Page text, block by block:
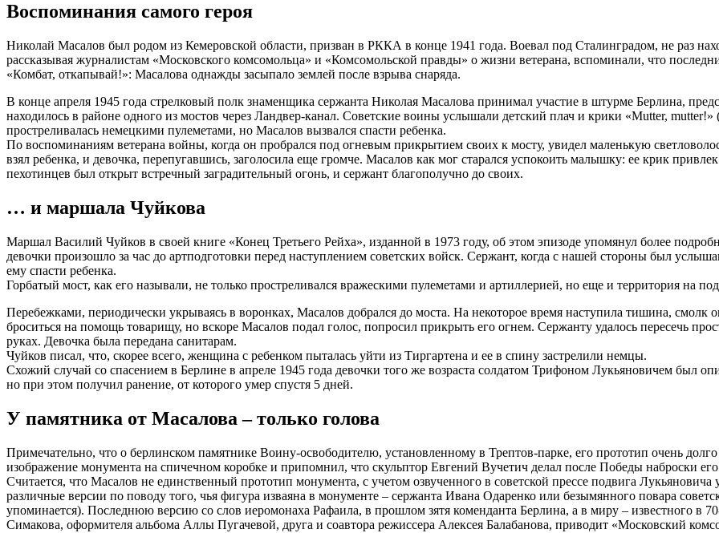
Воспоминания самого героя
Николай Масалов был родом из Кемеровской области, призван в РККА в конце 1941 года. Воевал под Сталинградом, не раз
рассказывая журналистам «Московского комсомольца» и «Комсомольской правды» о жизни ветерана, вспоминали, что
«Комбат, откапывай!»: Масалова однажды засыпало землей после взрыва снаряда.
В конце апреля 1945 года стрелковый полк знаменщика сержанта Николая Масалова принимал участие в штурме Берлина,
находилось в районе одного из мостов через Ландвер-канал. Советские воины услышали детский плач и крики «Mutter,
простреливалась немецкими пулеметами, но Масалов вызвался спасти ребенка.
По воспоминаниям ветерана войны, когда он пробрался под огневым прикрытием своих к мосту, увидел маленькую
взял ребенка, и девочка, перепугавшись, заголосила еще громче. Масалов как мог старался успокоить малышку: ее крик
пехотинцев был открыт встречный заградительный огонь, и сержант благополучно до своих.
… и маршала Чуйкова
Маршал Василий Чуйков в своей книге «Конец Третьего Рейха», изданной в 1973 году, об этом эпизоде упомянул более
девочки произошло за час до артподготовки перед наступлением советских войск. Сержант, когда с нашей стороны был
ему спасти ребенка.
Горбатый мост, как его называли, не только простреливался вражескими пулеметами и артиллерией, но еще и территория на
Перебежками, периодически укрываясь в воронках, Масалов добрался до моста. На некоторое время наступила тишина,
броситься на помощь товарищу, но вскоре Масалов подал голос, попросил прикрыть его огнем. Сержанту удалось пересечь
руках. Девочка была передана санитарам.
Чуйков писал, что, скорее всего, женщина с ребенком пыталась уйти из Тиргартена и ее в спину застрелили немцы.
Схожий случай со спасением в Берлине в апреле 1945 года девочки того же возраста солдатом Трифоном Лукьяновичем был
но при этом получил ранение, от которого умер спустя 5 дней.
У памятника от Масалова – только голова
Примечательно, что о берлинском памятнике Воину-освободителю, установленному в Трептов-парке, его прототип очень
изображение монумента на спичечном коробке и припомнил, что скульптор Евгений Вучетич делал после Победы наброски его
Считается, что Масалов не единственный прототип монумента, с учетом озвученного в советской прессе подвига
различные версии по поводу того, чья фигура изваяна в монументе – сержанта Ивана Одаренко или безымянного повара
упоминается). Последнюю версию со слов иеромонаха Рафаила, в прошлом зятя коменданта Берлина, а в миру – известного в
Симакова, оформителя альбома Аллы Пугачевой, друга и соавтора режиссера Алексея Балабанова, приводит «Московский